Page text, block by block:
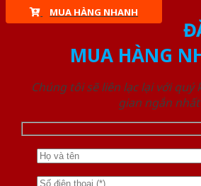
MUA HÀNG NHANH
MUA HÀNG
Chúng tôi sẽ liên lạc lại với
gian ngắn nhất